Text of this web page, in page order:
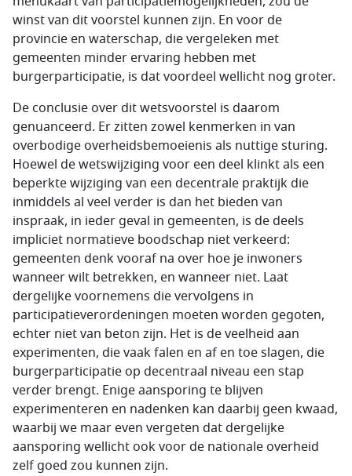
winst van dit voorstel kunnen zijn. En voor de
provincie en waterschap, die vergeleken met
gemeenten minder ervaring hebben met
burgerparticipatie, is dat voordeel wellicht nog groter.
De conclusie over dit wetsvoorstel is daarom
genuanceerd. Er zitten zowel kenmerken in van
overbodige overheidsbemoeienis als nuttige sturing.
Hoewel de wetswijziging voor een deel klinkt als een
beperkte wijziging van een decentrale praktijk die
inmiddels al veel verder is dan het bieden van
inspraak, in ieder geval in gemeenten, is de deels
impliciet normatieve boodschap niet verkeerd:
gemeenten denk vooraf na over hoe je inwoners
wanneer wilt betrekken, en wanneer niet. Laat
dergelijke voornemens die vervolgens in
participatieverordeningen moeten worden gegoten,
echter niet van beton zijn. Het is de veelheid aan
experimenten, die vaak falen en af en toe slagen, die
burgerparticipatie op decentraal niveau een stap
verder brengt. Enige aansporing te blijven
experimenteren en nadenken kan daarbij geen kwaad,
waarbij we maar even vergeten dat dergelijke
aansporing wellicht ook voor de nationale overheid
zelf goed zou kunnen zijn.